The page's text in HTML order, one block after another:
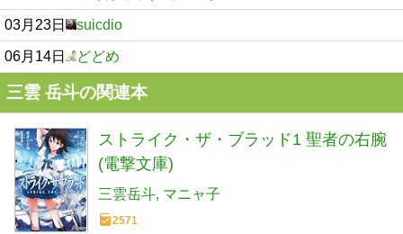
03月23日 suicdio
06月14日 どどめ
三雲 岳斗の関連本
ストライク・ザ・ブラッド1 聖者の右腕
(電撃文庫)
三雲岳斗 マニャ子
2571